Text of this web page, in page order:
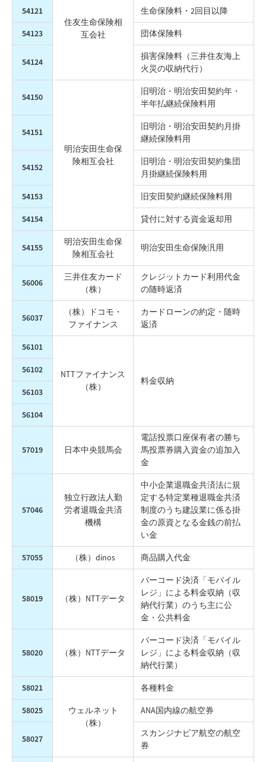
住友生命保険相
互会社
54121 生命保険料・2回目以降
54123 団体保険料
54124
損害保険料（三井住友海上
火災の収納代行）
54150
明治安田生命保
険相互会社
旧明治・明治安田契約年・
半年払継続保険料用
54151
旧明治・明治安田契約月掛
継続保険料用
54152
旧明治・明治安田契約集団
月掛継続保険料用
54153 旧安田契約継続保険料用
54154 貸付に対する資金返却用
54155
明治安田生命保
険相互会社
明治安田生命保険汎用
56006
三井住友カード
（株）
クレジットカード利用代金
の随時返済
56037
（株）ドコモ・
ファイナンス
カードローンの約定・随時
返済
56101
NTTファイナンス
（株）
料金収納
56102
56103
56104
57019 日本中央競馬会
電話投票口座保有者の勝ち
馬投票券購入資金の追加入
金
57046
独立行政法人勤
労者退職金共済
機構
中小企業退職金共済法に規
定する特定業種退職金共済
制度のうち建設業に係る掛
金の原資となる金銭の前払
い金
57055 （株）dinos 商品購入代金
58019 （株）NTTデータ
バーコード決済「モバイル
レジ」による料金収納（収
納代行業）のうち主に公
金・公共料金
58020 （株）NTTデータ
バーコード決済「モバイル
レジ」による料金収納（収
納代行業）
58021
ウェルネット
（株）
各種料金
58025 ANA国内線の航空券
58027
スカンジナビア航空の航空
券